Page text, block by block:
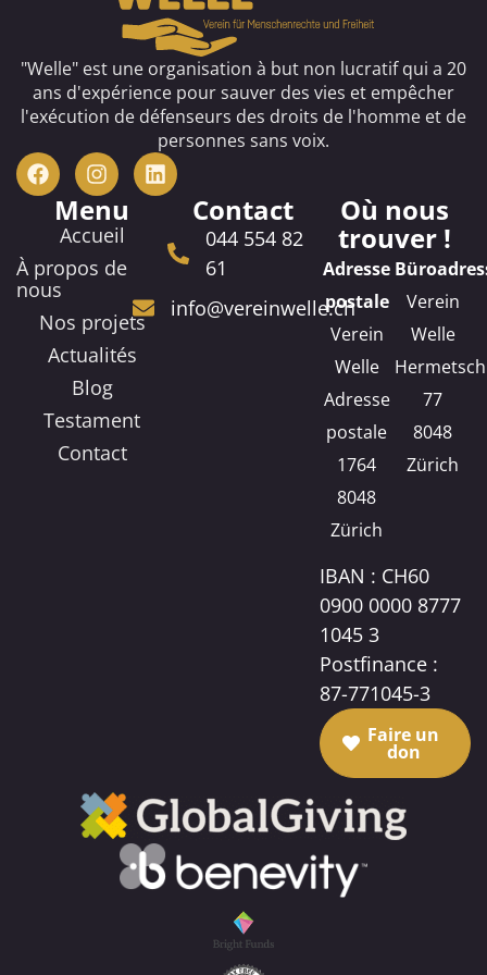
"Welle" est une organisation à but non lucratif qui a 20
ans d'expérience pour sauver des vies et empêcher
l'exécution de défenseurs des droits de l'homme et de
personnes sans voix.
Menu
Accueil
À propos de
nous
Nos projets
Actualités
Blog
Testament
Contact
Contact
044 554 82
61
info@vereinwelle.ch
Où nous
trouver !
Adresse
postale
Verein
Welle
Adresse
postale
1764
8048
Zürich
Verein
Welle
77
8048
Zürich
IBAN : CH60
0900 0000 8777
1045 3
Postfinance :
87-771045-3
Faire un
don